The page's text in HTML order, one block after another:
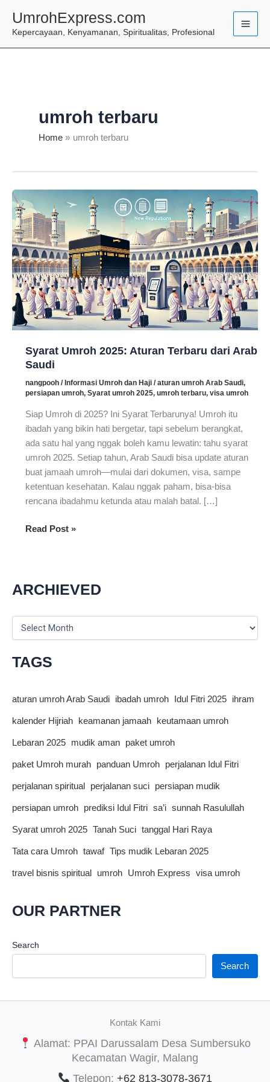
content
UmrohExpress.com
Kepercayaan, Kenyamanan, Spiritualitas, Profesional
umroh terbaru
Home umroh terbaru
Syarat Umroh 2025: Aturan Terbaru dari Arab
Saudi
nangpooh / Informasi Umroh dan Haji/aturan umroh Arab Saudi,
persiapan umroh, Syarat umroh 2025, umroh terbaru, visa umroh
Siap Umroh di 2025? Ini Syarat Terbarunya! Umroh itu
ibadah yang bikin hati bergetar, tapi sebelum berangkat,
ada satu hal yang nggak boleh kamu lewatin: tahu syarat
umroh 2025. Setiap tahun, Arab Saudi bisa update aturan
buat jamaah umroh—mulai dari dokumen, visa, sampe
ketentuan kesehatan. Kalau nggak paham, bisa-bisa
rencana ibadahmu ketunda atau malah batal. […]
Syarat
Terbaru
Arab
Saudi
Read Post »
ARCHIEVED
h
TAGS
aturan umroh Arab Saudi ibadah umroh Idul Fitri 2025 ihram
kalender Hijriah keamanan jamaah keutamaan umroh
Lebaran 2025 mudik aman paket umroh
paket Umroh murah panduan Umroh perjalanan Idul Fitri
perjalanan spiritual perjalanan suci persiapan mudik
persiapan umroh prediksi Idul Fitri sa’i sunnah Rasulullah
Syarat umroh 2025 Tanah Suci tanggal Hari Raya
Tata cara Umroh tawaf Tips mudik Lebaran 2025
travel bisnis spiritual umroh Umroh Express visa umroh
OUR PARTNER
Search
Search
Kontak Kami
Alamat: PPAI Darussalam Desa Sumbersuko
Kecamatan Wagir, Malang
Telepon:+62 813-3078-3671